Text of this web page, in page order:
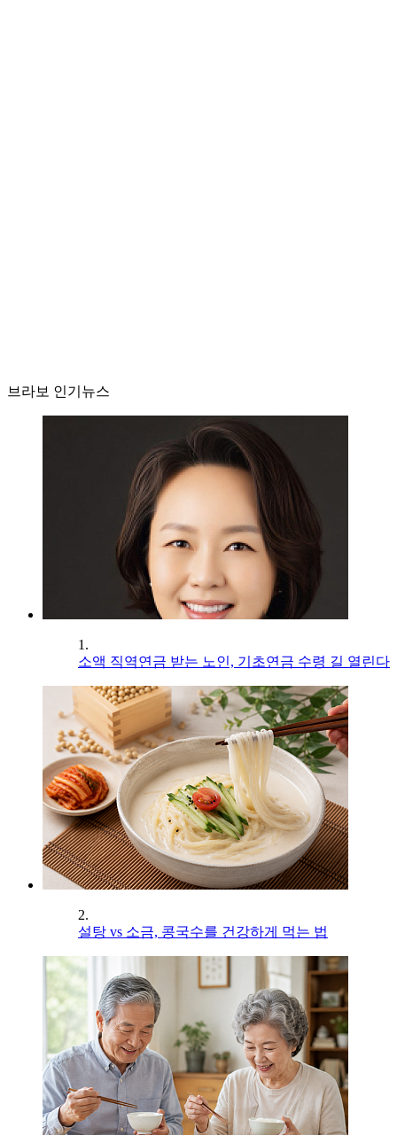
브라보 인기뉴스
1.
소액 직역연금 받는 노인, 기초연금 수령 길 열린다
2.
설탕 vs 소금, 콩국수를 건강하게 먹는 법